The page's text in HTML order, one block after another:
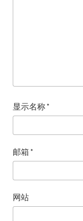
显示名称*
邮箱 *
网站